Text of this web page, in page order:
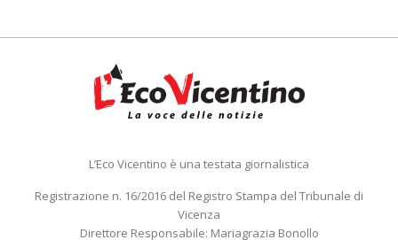
L’Eco Vicentino è una testata giornalistica
Registrazione n. 16/2016 del Registro Stampa del Tribunale di
Vicenza
Direttore Responsabile: Mariagrazia Bonollo